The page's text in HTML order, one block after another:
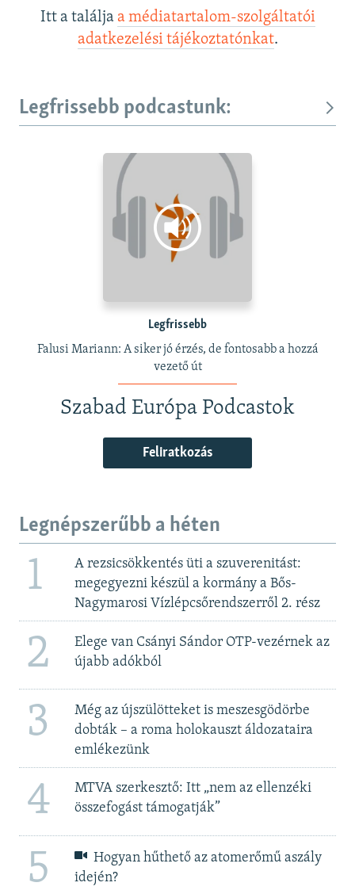
Itt a találja a médiatartalom-szolgáltatói
adatkezelési tájékoztatónkat.
Legfrissebb podcastunk:
Legfrissebb
Falusi Mariann: A siker jó érzés, de fontosabb a hozzá
vezető út
Szabad Európa Podcastok
Feliratkozás
Legnépszerűbb a héten
1
A rezsicsökkentés üti a szuverenitást:
megegyezni készül a kormány a Bős-
Nagymarosi Vízlépcsőrendszerről 2. rész
2
Elege van Csányi Sándor OTP-vezérnek az
újabb adókból
3
Még az újszülötteket is meszesgödörbe
dobták – a roma holokauszt áldozataira
emlékezünk
4
MTVA szerkesztő: Itt „nem az ellenzéki
összefogást támogatják”
5
Hogyan hűthető az atomerőmű aszály
idején?